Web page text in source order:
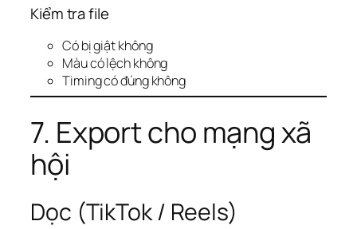
Kiểm tra file
Có bị giật không
Màu có lệch không
Timing có đúng không
7. Export cho mạng xã
hội
Dọc (TikTok / Reels)